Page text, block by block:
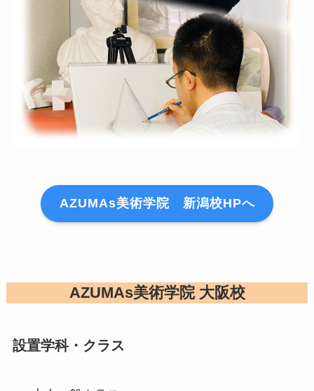
AZUMAs美術学院 新潟校HPへ
AZUMAs美術学院 大阪校
設置学科・クラス